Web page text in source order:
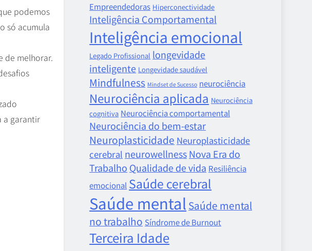
podemos
só acumula
de melhorar.
a garantir
Empreendedoras Hiperconectividade
Inteligência Comportamental
Inteligência emocional
Legado Profissional longevidade
inteligente Longevidade saudável
Mindfulness Mindset de Sucesso neurociência
Neurociência aplicada Neurociência
cognitiva Neurociência comportamental
Neurociência do bem-estar
Neuroplasticidade Neuroplasticidade
cerebral neurowellnessNova Era do
Trabalho Qualidade de vida Resiliência
emocional Saúde cerebral
Saúde mental Saúde mental
no trabalho Síndrome de Burnout
Terceira Idade